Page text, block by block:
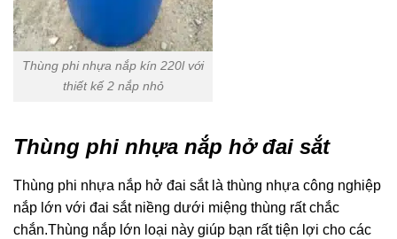
Thùng phi nhựa nắp kín 220l với
thiết kế 2 nắp nhỏ
Thùng phi nhựa nắp hở đai sắt
Thùng phi nhựa nắp hở đai sắt là thùng nhựa công nghiệp
nắp lớn với đai sắt niềng dưới miệng thùng rất chắc
chắn.Thùng nắp lớn loại này giúp bạn rất tiện lợi cho các